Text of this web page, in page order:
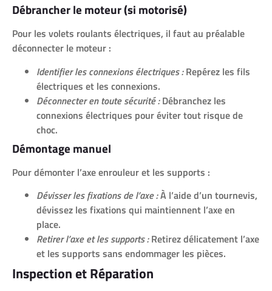
Débrancher le moteur (si motorisé)
Pour les volets roulants électriques, il faut au préalable
déconnecter le moteur :
Identifier les connexions électriques :Repérez les fils
électriques et les connexions.
Déconnecter en toute sécurité :Débranchez les
connexions électriques pour éviter tout risque de
choc.
Démontage manuel
Pour démonter l’axe enrouleur et les supports :
Dévisser les fixations de l’axe :À l’aide d’un tournevis,
dévissez les fixations qui maintiennent l’axe en
place.
Retirer l’axe et les supports :Retirez délicatement l’axe
et les supports sans endommager les pièces.
Inspection et Réparation